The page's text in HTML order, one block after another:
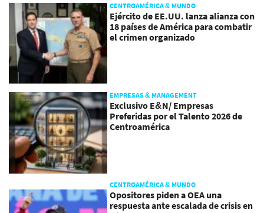
CENTROAMÉRICA & MUNDO
Ejército de EE.UU. lanza alianza con
18 países de América para combatir
el crimen organizado
EMPRESAS & MANAGEMENT
Exclusivo E&N/ Empresas
Preferidas por el Talento 2026 de
Centroamérica
CENTROAMÉRICA & MUNDO
Opositores piden a OEA una
respuesta ante escalada de crisis en